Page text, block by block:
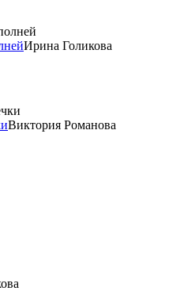
Ирина Голикова
Виктория Романова